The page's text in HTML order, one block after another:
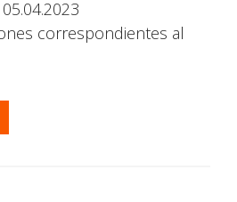
05.04.2023
correspondientes al